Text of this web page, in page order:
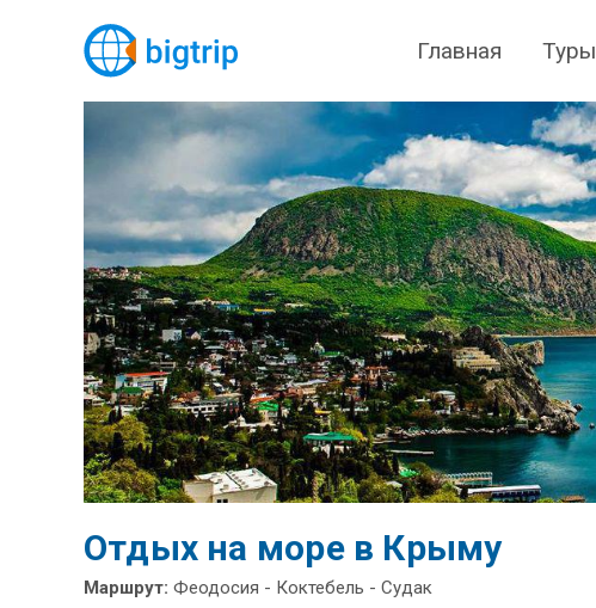
Главная Туры
Отдых на море в Крыму
Маршрут: Феодосия - Коктебель - Судак